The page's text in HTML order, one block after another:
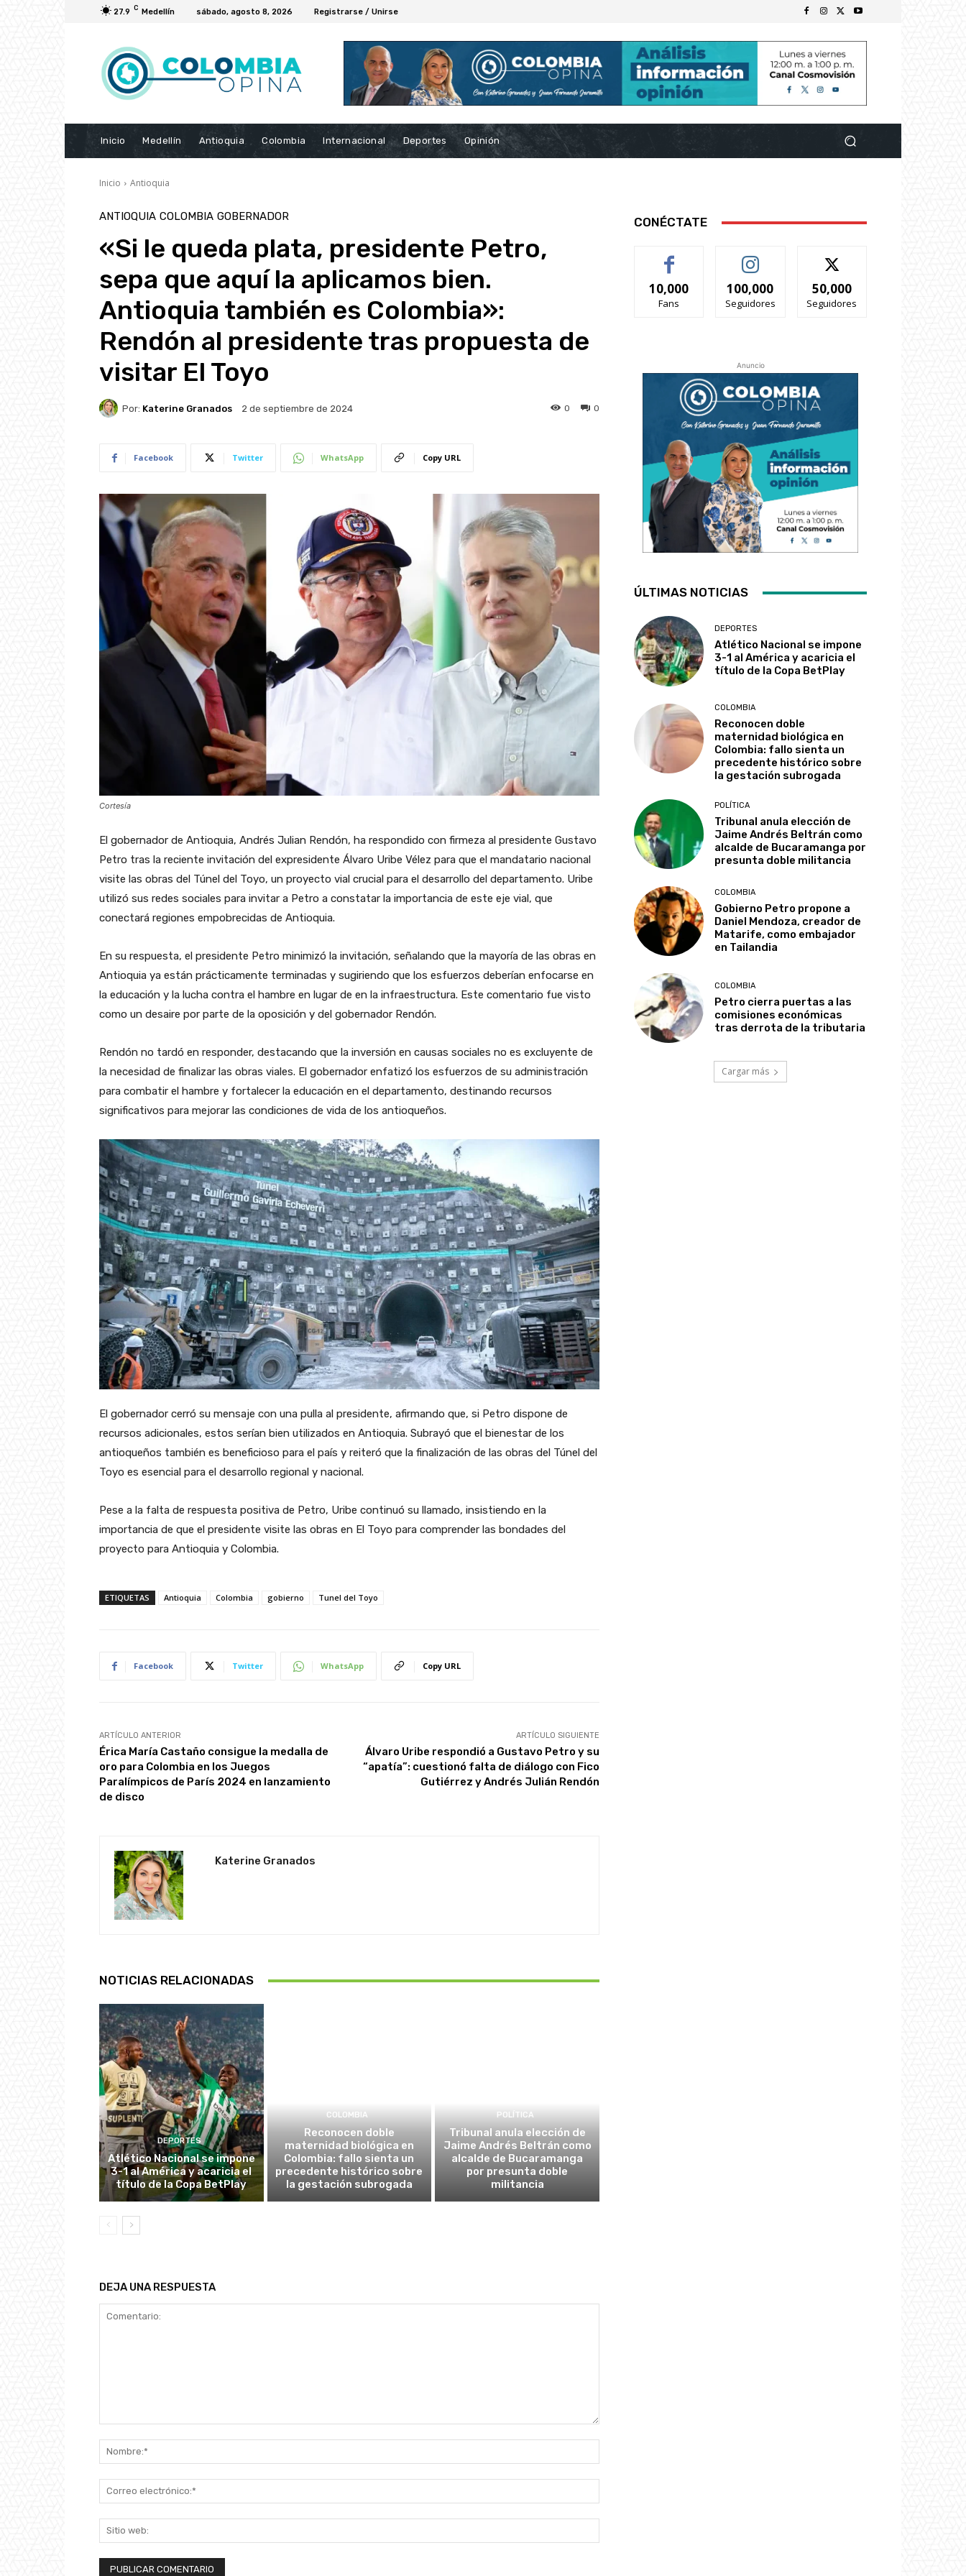
27.9 C Medellín sábado, agosto 8, 2026 Registrarse / Unirse
Inicio Medellín Antioquia Colombia Internacional Deportes Opinión
Inicio Antioquia
ANTIOQUIA COLOMBIA GOBERNADOR
«Si le queda plata, presidente Petro,
sepa que aquí la aplicamos bien.
Antioquia también es Colombia»:
Rendón al presidente tras propuesta de
visitar El Toyo
Por: Katerine Granados 2 de septiembre de 2024 0
0
Facebook Twitter WhatsApp Copy URL
Cortesía
El gobernador de Antioquia, Andrés Julian Rendón, ha respondido con firmeza al presidente Gustavo
Petro tras la reciente invitación del expresidente Álvaro Uribe Vélez para que el mandatario nacional
visite las obras del Túnel del Toyo, un proyecto vial crucial para el desarrollo del departamento. Uribe
utilizó sus redes sociales para invitar a Petro a constatar la importancia de este eje vial, que
conectará regiones empobrecidas de Antioquia.
En su respuesta, el presidente Petro minimizó la invitación, señalando que la mayoría de las obras en
Antioquia ya están prácticamente terminadas y sugiriendo que los esfuerzos deberían enfocarse en
la educación y la lucha contra el hambre en lugar de en la infraestructura. Este comentario fue visto
como un desaire por parte de la oposición y del gobernador Rendón.
Rendón no tardó en responder, destacando que la inversión en causas sociales no es excluyente de
la necesidad de finalizar las obras viales. El gobernador enfatizó los esfuerzos de su administración
para combatir el hambre y fortalecer la educación en el departamento, destinando recursos
significativos para mejorar las condiciones de vida de los antioqueños.
El gobernador cerró su mensaje con una pulla al presidente, afirmando que, si Petro dispone de
recursos adicionales, estos serían bien utilizados en Antioquia. Subrayó que el bienestar de los
antioqueños también es beneficioso para el país y reiteró que la finalización de las obras del Túnel del
Toyo es esencial para el desarrollo regional y nacional.
Pese a la falta de respuesta positiva de Petro, Uribe continuó su llamado, insistiendo en la
importancia de que el presidente visite las obras en El Toyo para comprender las bondades del
proyecto para Antioquia y Colombia.
ETIQUETAS Antioquia Colombia gobierno Tunel del Toyo
Facebook Twitter WhatsApp Copy URL
ARTÍCULO ANTERIOR
Érica María Castaño consigue la medalla de
oro para Colombia en los Juegos
Paralímpicos de París 2024 en lanzamiento
de disco
ARTÍCULO SIGUIENTE
Álvaro Uribe respondió a Gustavo Petro y su
“apatía”: cuestionó falta de diálogo con Fico
Gutiérrez y Andrés Julián Rendón
Katerine Granados
NOTICIAS RELACIONADAS
DEPORTES
Atlético Nacional se impone
3-1 al América y acaricia el
título de la Copa BetPlay
COLOMBIA
Reconocen doble
maternidad biológica en
Colombia: fallo sienta un
precedente histórico sobre
la gestación subrogada
POLÍTICA
Tribunal anula elección de
Jaime Andrés Beltrán como
alcalde de Bucaramanga
por presunta doble
militancia
DEJA UNA RESPUESTA
electrónico:*
web:
CONÉCTATE
10,000
Fans
100,000
Seguidores
50,000
Seguidores
Anuncio
ÚLTIMAS NOTICIAS
DEPORTES
Atlético Nacional se impone
3-1 al América y acaricia el
título de la Copa BetPlay
COLOMBIA
Reconocen doble
maternidad biológica en
Colombia: fallo sienta un
precedente histórico sobre
la gestación subrogada
POLÍTICA
Tribunal anula elección de
Jaime Andrés Beltrán como
alcalde de Bucaramanga por
presunta doble militancia
COLOMBIA
Gobierno Petro propone a
Daniel Mendoza, creador de
Matarife, como embajador
en Tailandia
COLOMBIA
Petro cierra puertas a las
comisiones económicas
tras derrota de la tributaria
Cargar más